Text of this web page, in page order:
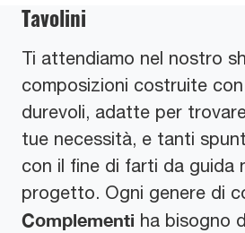
Tavolini
Ti attendiamo nel nostro
composizioni costruite
durevoli, adatte per
tue necessità, e tanti
con il fine di farti da guida
progetto. Ogni genere di
Complementi ha bisogno